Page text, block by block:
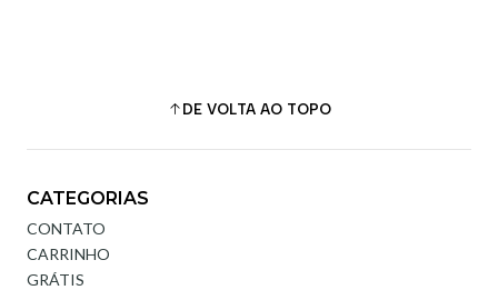
DE VOLTA AO TOPO
CATEGORIAS
CONTATO
CARRINHO
GRÁTIS